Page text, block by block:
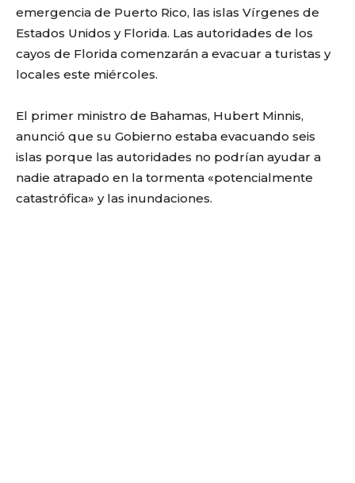
emergencia de Puerto Rico, las islas Vírgenes de
Estados Unidos y Florida. Las autoridades de los
cayos de Florida comenzarán a evacuar a turistas y
locales este miércoles.
El primer ministro de Bahamas, Hubert Minnis,
anunció que su Gobierno estaba evacuando seis
islas porque las autoridades no podrían ayudar a
nadie atrapado en la tormenta «potencialmente
catastrófica» y las inundaciones.